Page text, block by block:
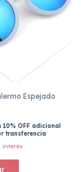
Espejado
10% OFF adicional
transferencia
interés